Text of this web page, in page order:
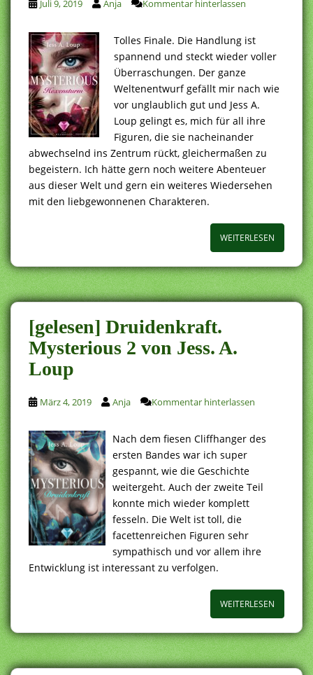
Juli 9, 2019 Anja Kommentar hinterlassen
Tolles Finale. Die Handlung ist
spannend und steckt wieder voller
Überraschungen. Der ganze
Weltenentwurf gefällt mir nach wie
vor unglaublich gut und Jess A.
Loup gelingt es, mich für all ihre
Figuren, die sie nacheinander
abwechselnd ins Zentrum rückt, gleichermaßen zu
begeistern. Ich hätte gern noch weitere Abenteuer
aus dieser Welt und gern ein weiteres Wiedersehen
mit den liebgewonnenen Charakteren.
WEITERLESEN
[gelesen] Druidenkraft.
Mysterious 2 von Jess. A.
Loup
März 4, 2019 Anja Kommentar hinterlassen
Nach dem fiesen Cliffhanger des
ersten Bandes war ich super
gespannt, wie die Geschichte
weitergeht. Auch der zweite Teil
konnte mich wieder komplett
fesseln. Die Welt ist toll, die
facettenreichen Figuren sehr
sympathisch und vor allem ihre
Entwicklung ist interessant zu verfolgen.
WEITERLESEN